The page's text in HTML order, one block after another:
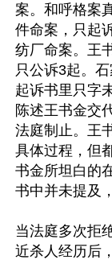
案。和呼格案
件命案，只起
纺厂命案。王
只公诉3起。
起诉书里只字
陈述王书金交
法庭制止。王
具体过程，但
书金所坦白的
书中并未提及
当法庭多次拒
近杀人经历后